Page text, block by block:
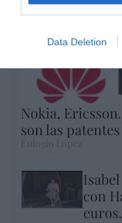
Data Deletion
Nokia,
son las patentes
con